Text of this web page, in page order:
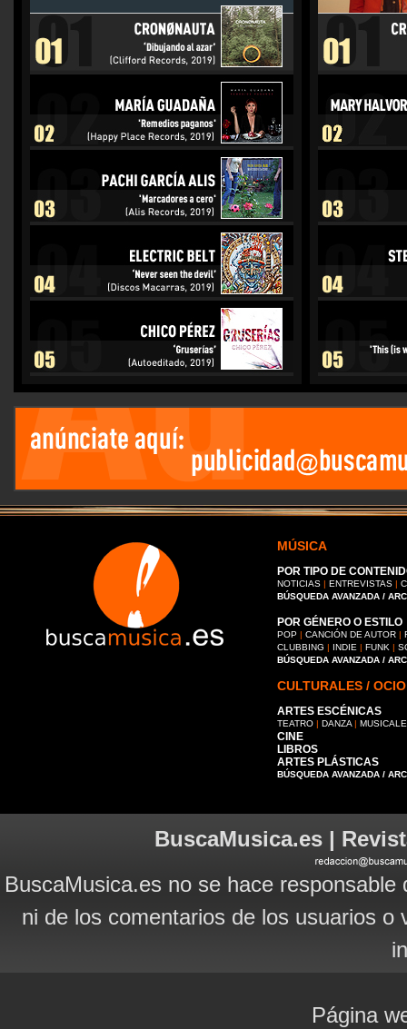
MÚSICA
POR TIPO DE
NOTICIAS | ENTREVISTAS |
BÚSQUEDA AVANZADA /
POR GÉNERO O ESTILO
POP | CANCIÓN DE AUTOR |
CLUBBING | INDIE | FUNK |
BÚSQUEDA AVANZADA /
CULTURALES / OCIO
ARTES ESCÉNICAS
TEATRO | DANZA |
CINE
LIBROS
ARTES PLÁSTICAS
BÚSQUEDA AVANZADA /
BuscaMusica.es |
BuscaMusica.es no se hace
ni de los comentarios de los usuarios
Página